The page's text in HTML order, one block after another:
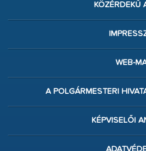
KÖZÉRDEKŰ
WEB-
A POLGÁRMESTERI
KÉPVISELŐI